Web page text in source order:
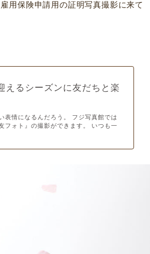
用保険申請用の証明写真撮影に来て
えるシーズンに友だちと楽
表情になるんだろう。 フジ写真館では
フォト』の撮影ができます。 いつも一